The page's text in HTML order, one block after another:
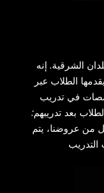
الشرقية. إنه
الطلاب عبر
في تدريب
بعد تدريبهم:
من عروضنا، يتم